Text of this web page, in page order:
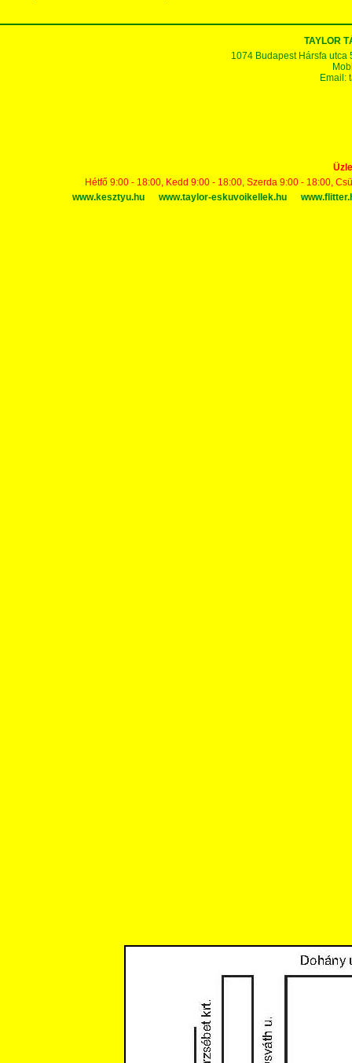
TAYLOR
1074 Budapest Hársfa utca
Email:
Hétfő 9:00 - 18:00, Kedd 9:00 - 18:00, Szerda 9:00 - 18:00,
www.kesztyu.hu
www.taylor-eskuvoikellek.hu